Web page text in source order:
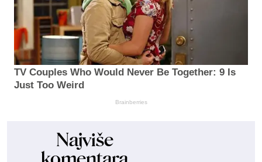
TV Couples Who Would Never Be Together: 9 Is
Just Too Weird
Brainberries
Najviše